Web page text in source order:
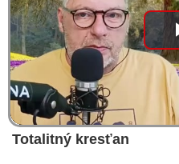
Totalitný kresťan